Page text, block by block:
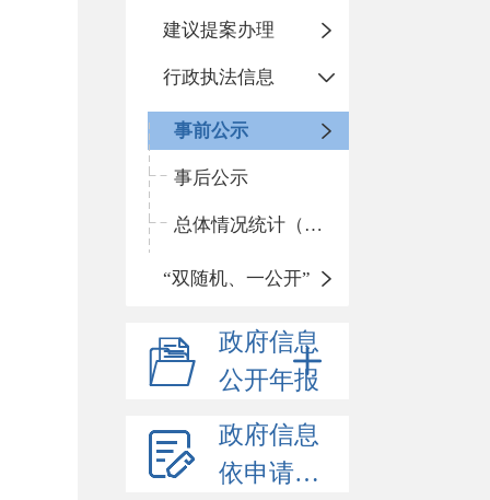
建议提案办理
行政执法信息
事前公示
事后公示
总体情况统计（统计年报）
“双随机、一公开”
政府信息
公开年报
政府信息
依申请公开